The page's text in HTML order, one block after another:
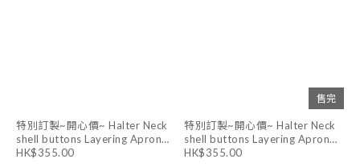
特別訂製~開心價~ Halter Neck
shell buttons Layering Apron
Dress (WHITE )
HK$355.00
售完
特別訂製~開心價~ Halter Neck
shell buttons Layering Apron
Dress (DARK GREY)
HK$355.00